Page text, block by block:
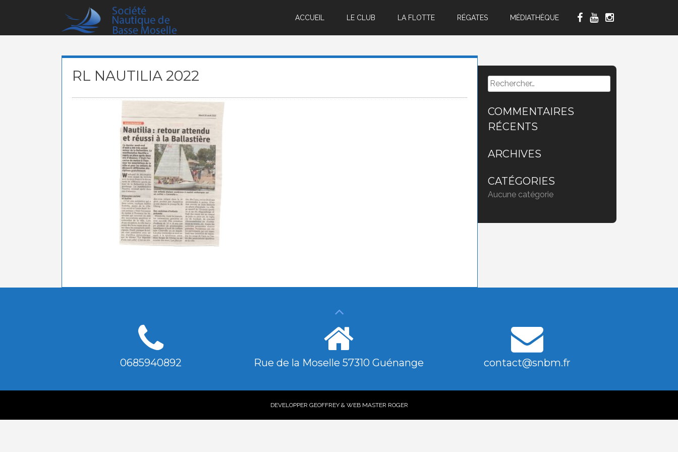
ACCUEIL LE CLUB LA FLOTTE RÉGATES MÉDIATHÈQUE
RL NAUTILIA 2022 Rechercher :
COMMENTAIRES
RÉCENTS
ARCHIVES
CATÉGORIES
Aucune catégorie
0685940892 Rue de la Moselle 57310 Guénange contact@snbm.fr
DEVELOPPER GEOFFREY & WEB MASTER ROGER